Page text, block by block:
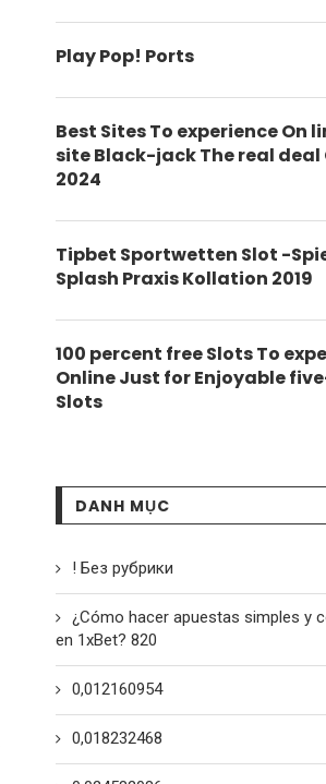
Play Pop! Ports
Best Sites To experience On
site Black-jack The real deal
2024
Tipbet Sportwetten Slot -
Splash Praxis Kollation 2019
100 percent free Slots To
Online Just for Enjoyable
Slots
DANH MỤC
! Без рубрики
¿Cómo hacer apuestas simples y
en 1xBet? 820
0,012160954
0,018232468